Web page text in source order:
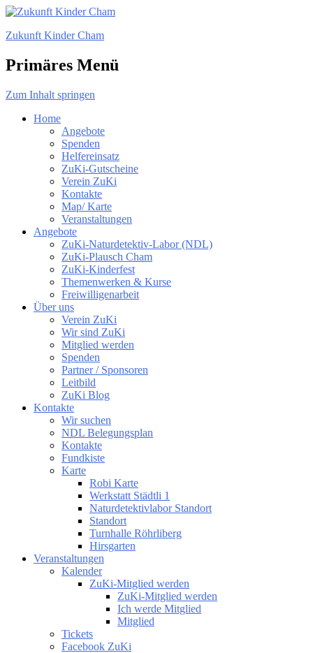
Zukunft Kinder Cham
Primäres Menü
Zum Inhalt springen
Home
Angebote
Spenden
Helfereinsatz
ZuKi-Gutscheine
Verein ZuKi
Kontakte
Map/ Karte
Veranstaltungen
Angebote
ZuKi-Naturdetektiv-Labor (NDL)
ZuKi-Plausch Cham
ZuKi-Kinderfest
Themenwerken & Kurse
Freiwilligenarbeit
Über uns
Verein ZuKi
Wir sind ZuKi
Mitglied werden
Spenden
Partner / Sponsoren
Leitbild
ZuKi Blog
Kontakte
Wir suchen
NDL Belegungsplan
Kontakte
Fundkiste
Karte
Robi Karte
Werkstatt Städtli 1
Naturdetektivlabor Standort
Standort
Turnhalle Röhrliberg
Hirsgarten
Veranstaltungen
Kalender
ZuKi-Mitglied werden
ZuKi-Mitglied werden
Ich werde Mitglied
Mitglied
Tickets
Facebook ZuKi